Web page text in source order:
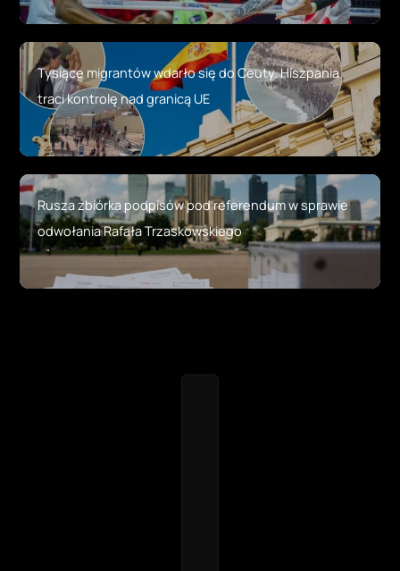
Tysiące migrantów wdarło się do Ceuty. Hiszpania
traci kontrolę nad granicą UE
Rusza zbiórka podpisów pod referendum w sprawie
odwołania Rafała Trzaskowskiego